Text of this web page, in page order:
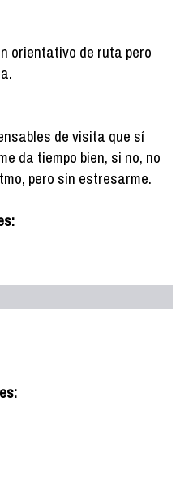
orientativo de ruta pero
de visita que sí
da tiempo bien, si no, no
pero sin estresarme.